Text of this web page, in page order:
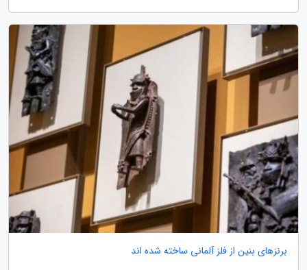
برنزهای بنین از فلز آلمانی ساخته شده اند